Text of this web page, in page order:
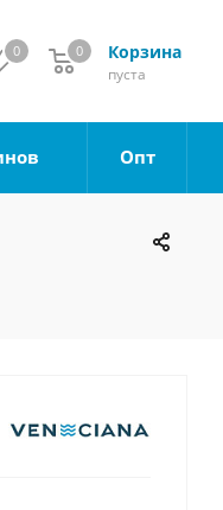
0 Корзина
0
пуста
0
Опт